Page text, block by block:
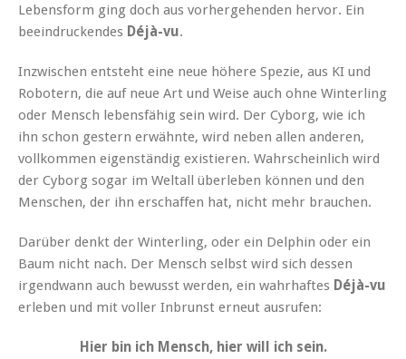
Lebensform ging doch aus vorhergehenden hervor. Ein
beeindruckendes Déjà-vu.
Inzwischen entsteht eine neue höhere Spezie, aus KI und
Robotern, die auf neue Art und Weise auch ohne Winterling
oder Mensch lebensfähig sein wird. Der Cyborg, wie ich
ihn schon gestern erwähnte, wird neben allen anderen,
vollkommen eigenständig existieren. Wahrscheinlich wird
der Cyborg sogar im Weltall überleben können und den
Menschen, der ihn erschaffen hat, nicht mehr brauchen.
Darüber denkt der Winterling, oder ein Delphin oder ein
Baum nicht nach. Der Mensch selbst wird sich dessen
irgendwann auch bewusst werden, ein wahrhaftes Déjà-vu
erleben und mit voller Inbrunst erneut ausrufen:
Hier bin ich Mensch, hier will ich sein.